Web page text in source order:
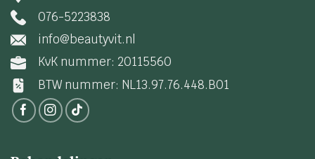
076-5223838
info@beautyvit.nl
KvK nummer: 20115560
BTW nummer: NL13.97.76.448.B01